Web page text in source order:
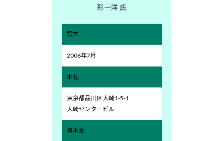
形一洋 氏
設立
2006年7月
本社
東京都品川区大崎1-5-1
大崎センタービル
資本金